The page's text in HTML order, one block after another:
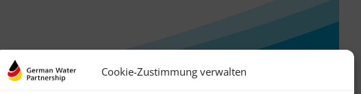
Cookie-Zustimmung verwalten